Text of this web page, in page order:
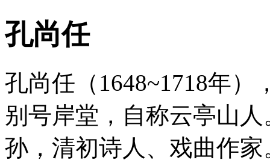
孔尚任
孔尚任（1648~1718年
别号岸堂，自称云亭山
孙，清初诗人、戏曲作